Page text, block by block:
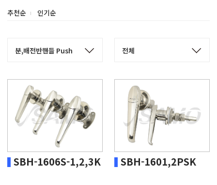
추천순 인기순
SBH-1606S-1,2,3K SBH-1601,2PSK